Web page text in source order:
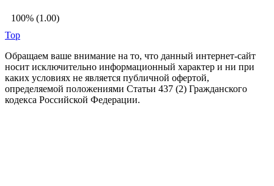
100% (1.00)
Top
Обращаем ваше внимание на то, что данный интернет-сайт
носит исключительно информационный характер и ни при
каких условиях не является публичной офертой,
определяемой положениями Статьи 437 (2) Гражданского
кодекса Российской Федерации.